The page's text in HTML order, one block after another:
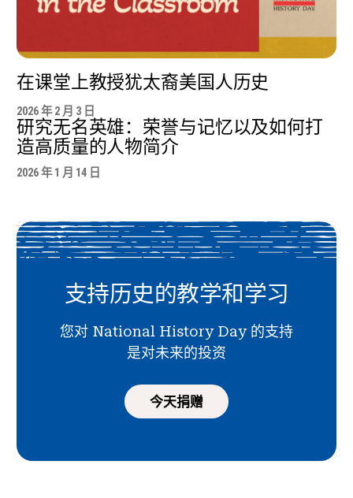
在课堂上教授犹太裔美国人历史
2026 年 2 月 3 日
研究无名英雄：荣誉与记忆以及如何打
造高质量的人物简介
2026 年 1 月 14 日
支持历史的教学和学习
您对 National History Day 的支持
是对未来的投资
今天捐赠